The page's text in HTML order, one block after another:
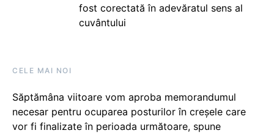
fost corectată în adevăratul sens al
cuvântului
CELE MAI NOI
Săptămâna viitoare vom aproba memorandumul
necesar pentru ocuparea posturilor în creșele care
vor fi finalizate în perioada următoare, spune